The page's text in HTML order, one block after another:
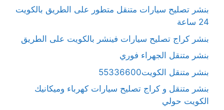
بنشر تصليح سيارات متنقل متطور على الطريق بالكويت
24 ساعة
بنشر كراج تصليح سيارات فينشر بالكويت على الطريق
بنشر متنقل الجهراء فوري
بنشر متنقل الكويت55336600
بنشر متنقل و كراج تصليح سيارات كهرباء وميكانيك
الكويت حولي